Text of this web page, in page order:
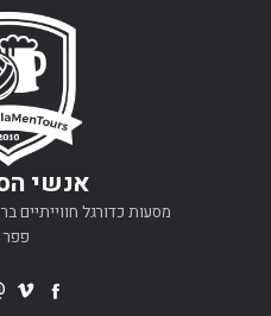
אנשי
מסעות כדורגל חווייתיים
פפר